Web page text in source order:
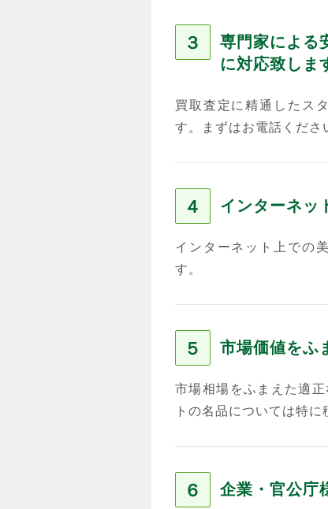
３
専門家による
に対応致しま
買取査定に精通したス
す。まずはお電話くださ
４ インターネッ
インターネット上での
す。
５ 市場価値をふ
市場相場をふまえた適
トの名品については特
６ 企業・官公庁